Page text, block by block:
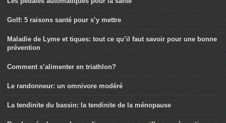
Golf: 5 raisons santé pour s’y mettre
Maladie de Lyme et tiques: tout ce qu’il faut savoir pour une bonne
prévention
Comment s’alimenter en triathlon?
Le randonneur: un omnivore modéré
La tendinite du bassin: la tendinite de la ménopause